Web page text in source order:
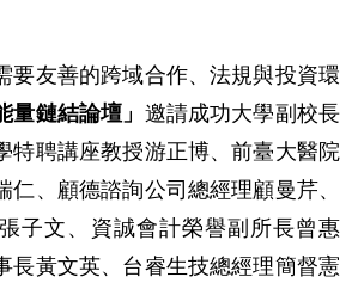
要友善的跨域合作、法規與投資環
量鏈結論壇」 邀請成功大學副校長
特聘講座教授游正博、前臺大醫院
仁、顧德諮詢公司總經理顧曼芹、
子文、資誠會計榮譽副所長曾惠
長黃文英、台睿生技總經理簡督憲